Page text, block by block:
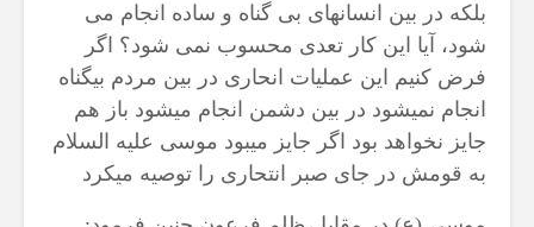
بلکه در بین انسانهای بی گناه و ساده انجام می
شود، آیا این کار تعدی محسوب نمی شود؟ اگر
فرض کنیم این عملیات انحاری در بین مردم بیگناه
انجام نمیشود در بین دشمن انجام میشود باز هم
جایز نخواهد بود اگر جایز میبود موسی علیه السلام
به قومش در جای صبر انتحاری را توصیه میکرد